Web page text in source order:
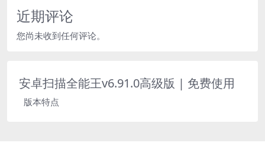
近期评论
您尚未收到任何评论。
安卓扫描全能王v6.91.0高级版 | 免费使用
版本特点